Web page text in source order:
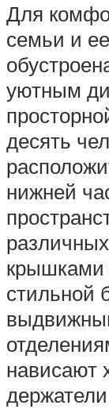
Для
семьи и
уютным
десять
нижней
крышками
стильной
нависают